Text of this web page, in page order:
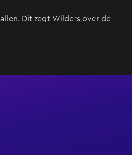
Dit zegt Wilders over de